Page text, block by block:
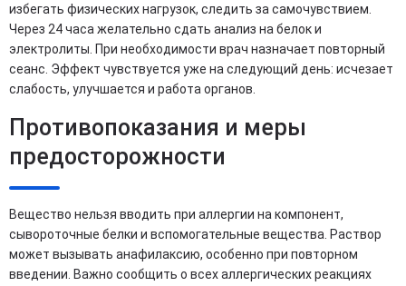
избегать физических нагрузок, следить за самочувствием.
Через 24 часа желательно сдать анализ на белок и
электролиты. При необходимости врач назначает повторный
сеанс. Эффект чувствуется уже на следующий день: исчезает
слабость, улучшается и работа органов.
Противопоказания и меры
предосторожности
Вещество нельзя вводить при аллергии на компонент,
сывороточные белки и вспомогательные вещества. Раствор
может вызывать анафилаксию, особенно при повторном
введении. Важно сообщить о всех аллергических реакциях